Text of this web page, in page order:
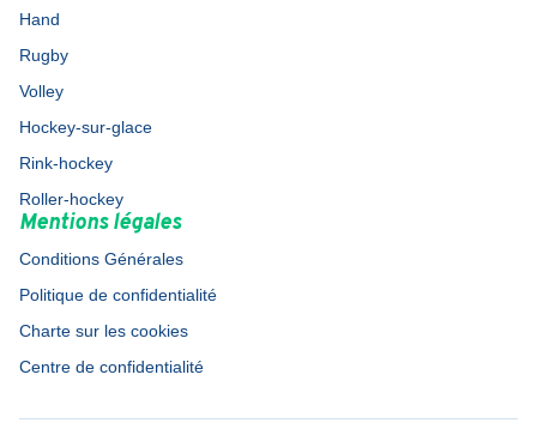
Hand
Rugby
Volley
Hockey-sur-glace
Rink-hockey
Roller-hockey
Mentions légales
Conditions Générales
Politique de confidentialité
Charte sur les cookies
Centre de confidentialité